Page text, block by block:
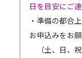
日を目安にご
・準備の都合
お申込みをお
（土、日、